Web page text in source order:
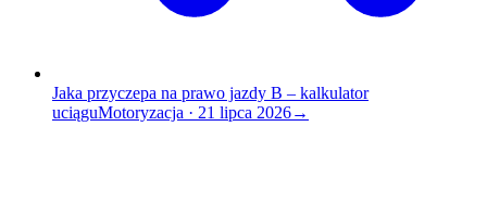
Jaka przyczepa na prawo jazdy B – kalkulator
uciąguMotoryzacja · 21 lipca 2026→